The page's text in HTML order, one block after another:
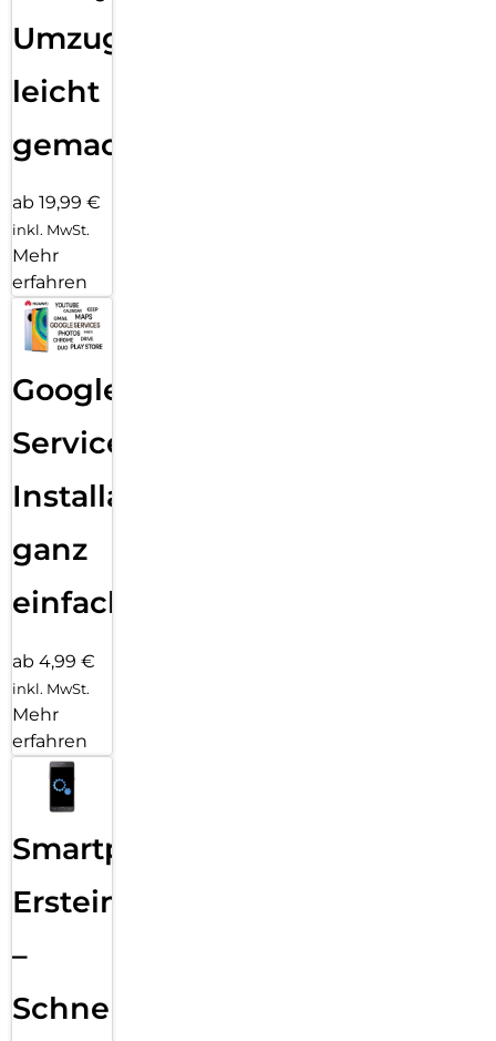
Umzug
leicht
gemacht!
ab 19,99 €
inkl. MwSt.
Mehr
erfahren
Google
Services
Installation
ganz
einfach
ab 4,99 €
inkl. MwSt.
Mehr
erfahren
Smartphone
Ersteinrichtung
–
Schnelle